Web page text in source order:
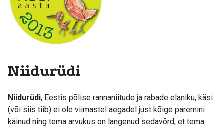
Niidurüdi
Niidurüdi, Eestis põlise rannaniitude ja rabade elaniku, käsi
(või siis tiib) ei ole viimastel aegadel just kõige paremini
käinud ning tema arvukus on langenud sedavõrd, et tema